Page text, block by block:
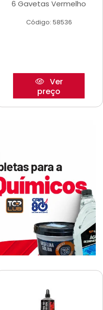
6 Gavetas Vermelho
Código: 58536
Ver
preço